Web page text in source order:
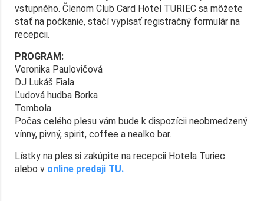
vstupného. Členom Club Card Hotel TURIEC sa môžete
stať na počkanie, stačí vypísať registračný formulár na
recepcii.
PROGRAM:
Veronika Paulovičová
DJ Lukáš Fiala
Ľudová hudba Borka
Tombola
Počas celého plesu vám bude k dispozícii neobmedzený
vínny, pivný, spirit, coffee a nealko bar.
Lístky na ples si zakúpite na recepcii Hotela Turiec
alebo v online predaji TU.